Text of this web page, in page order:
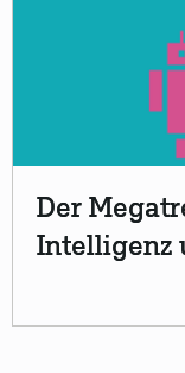
Der
Intelligenz